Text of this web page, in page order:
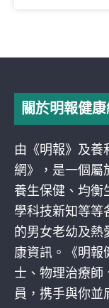
關於明報健康
由《明報》及養
網》，是一個屬
養生保健、均衡
學科技新知等等
的男女老幼及熱
康資訊。《明報
士、物理治療師
員，携手與你並